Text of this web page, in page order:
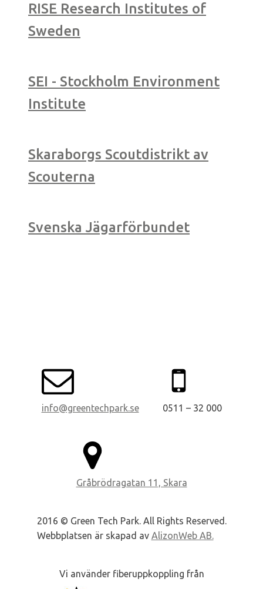
RISE Research Institutes of
Sweden
SEI - Stockholm Environment
Institute
Skaraborgs Scoutdistrikt av
Scouterna
Svenska Jägarförbundet
info@greentechpark.se 0511 – 32 000
Gråbrödragatan 11, Skara
2016 © Green Tech Park. All Rights Reserved.
Webbplatsen är skapad av AlizonWeb AB.
Vi använder fiberuppkoppling från